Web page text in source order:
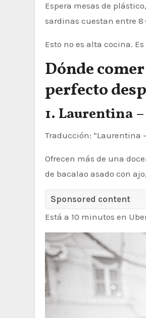
Espera mesas de
sardinas cuestan entre 8
Esto no es alta cocina.
Dónde
perfecto
1. Laurentina
Traducción: “Laurentina
Ofrecen más de una
de bacalao asado con
Sponsored content
Está a 10 minutos en